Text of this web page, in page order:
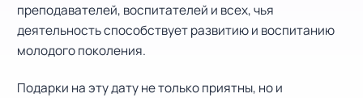
преподавателей, воспитателей и всех, чья
деятельность способствует развитию и воспитанию
молодого поколения.
Подарки на эту дату не только приятны, но и